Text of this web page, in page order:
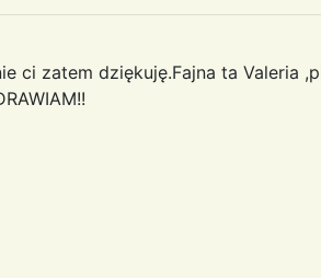
ci zatem dziękuję.Fajna ta Valeria